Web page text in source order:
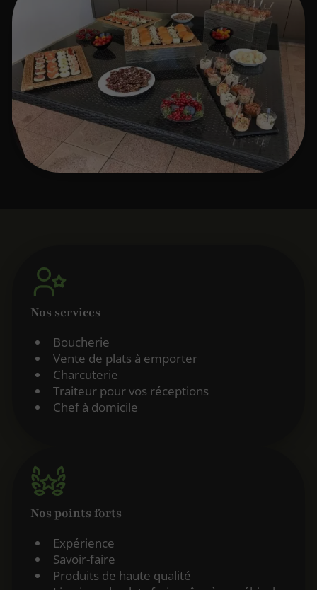
Nos services
Boucherie
Vente de plats à emporter
Charcuterie
Traiteur pour vos réceptions
Chef à domicile
Nos points forts
Expérience
Savoir-faire
Produits de haute qualité